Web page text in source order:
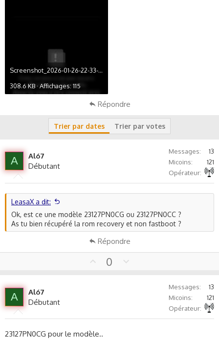
Screenshot_2026-01-26-22-33-28-494_com.android.updater.jpg
308.6 KB · Affichages: 115
Répondre
Trier par dates Trier par votes
A
Al67
Débutant
Messages
13
Micoins
121
Opérateur
LeasaX a dit:
Ok, est ce une modèle 23127PN0CG ou 23127PN0CC ?
As tu bien récupéré la rom recovery et non fastboot ?
Répondre
0
A
Al67
Débutant
Messages
13
Micoins
121
Opérateur
23127PN0CG pour le modèle..